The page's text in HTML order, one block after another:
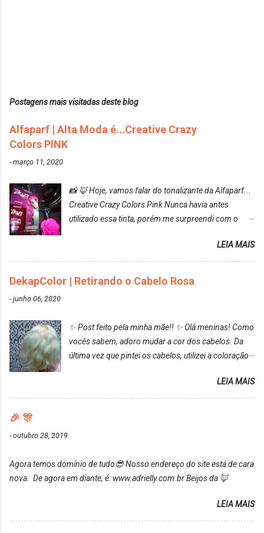
Postagens mais visitadas deste blog
Alfaparf | Alta Moda é...Creative Crazy
Colors PINK
-março 11, 2020
📸 🦊 Hoje, vamos falar do tonalizante da Alfaparf...
Creative Crazy Colors Pink Nunca havia antes
utilizado essa tinta, porém me surpreendi com o
turquesa (meio desbotado), e após a utilização meu
cabelo ficou roxo com mechinhas azul, rosa e meio
cinza... FICOU LINDOOOOO!!! Cabelo antes: Cabelo
depois: Bom, sobre a tinta, eu achei ela muito liquida,
tinta ficava manchado. Meu banheiro inteiro ficou
rosa, minha mão, meu corpo todo, porém, ela tem
uma fixação muito boa (Deu para perceber kkk) Sem
LEIA MAIS
DekapColor | Retirando o Cabelo Rosa
-junho 06, 2020
✨ Post feito pela minha mãe!! ✨ Olá meninas! Como
vocês sabem, adoro mudar a cor dos cabelos. Da
última vez que pintei os cabelos, utilizei a coloração
ressaltar que meu cabelo estava platinado. O tom
ficou um rosa antigo, cobriu muito bem e não
de inúmeras lavagens, meu cabelo teve um bom
desbotamento da cor, ele ficou um rosa bem suave,
LEIA MAIS
🎉 🎊
-outubro 28, 2019
Agora temos domínio de tudo😎 Nosso endereço do site está de cara
nova. De agora em diante, é: www.adrielly.com.br Beijos da 🦊
LEIA MAIS